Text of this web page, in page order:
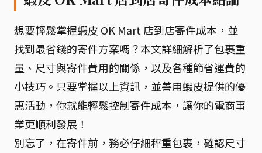
想要輕鬆掌握蝦皮 OK Mart 店到店寄件成本，並
找到最省錢的寄件方案嗎？本文詳細解析了包裹重
量、尺寸與寄件費用的關係，以及各種節省運費的
小技巧。只要掌握以上資訊，並善用蝦皮提供的優
惠活動，你就能輕鬆控制寄件成本，讓你的電商事
業更順利發展！
別忘了，在寄件前，務必仔細秤重包裹，確認尺寸